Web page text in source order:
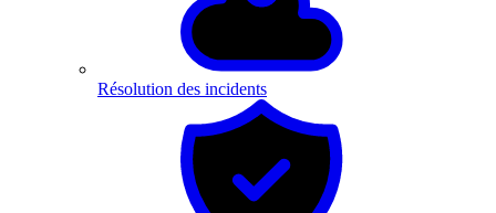
Résolution des incidents